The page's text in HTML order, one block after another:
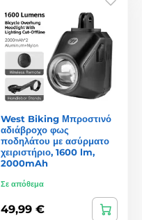
West Biking Μπροστινό
αδιάβροχο φως
ποδηλάτου με ασύρματο
χειριστήριο, 1600 lm,
2000mAh
Σε απόθεμα
49,99 €